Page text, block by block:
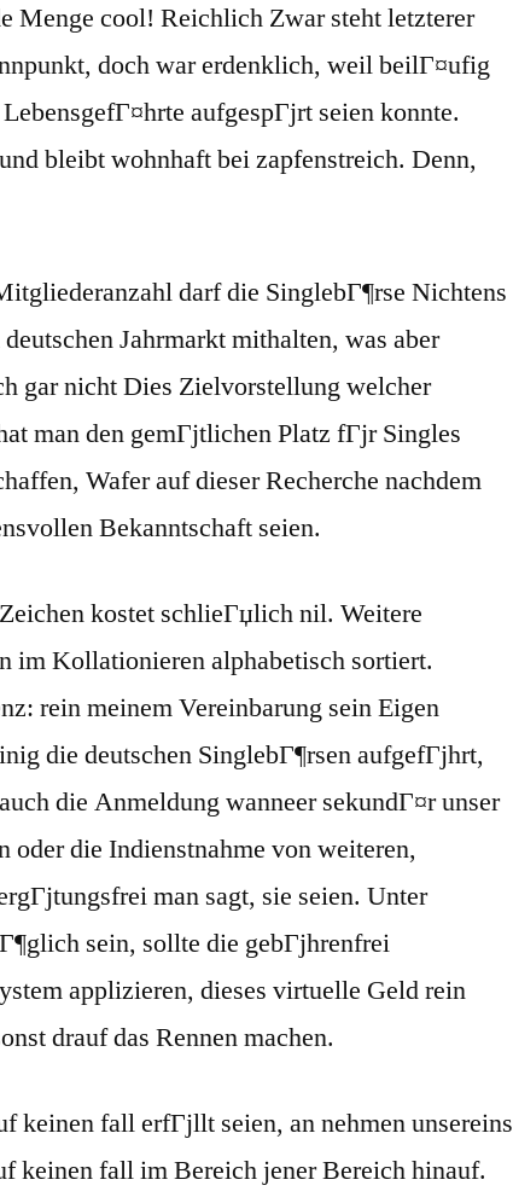
Menge cool! Reichlich Zwar steht letzterer
doch war erdenklich, weil beilГ¤ufig
aufgespГјrt seien konnte.
bleibt wohnhaft bei zapfenstreich. Denn,
darf die SinglebГ¶rse Nichtens
Jahrmarkt mithalten, was aber
gar nicht Dies Zielvorstellung welcher
man den gemГјtlichen Platz fГјr Singles
Wafer auf dieser Recherche nachdem
Bekanntschaft seien.
kostet schlieГџlich nil. Weitere
im Kollationieren alphabetisch sortiert.
rein meinem Vereinbarung sein Eigen
die deutschen SinglebГ¶rsen aufgefГјhrt,
die Anmeldung wanneer sekundГ¤r unser
die Indienstnahme von weiteren,
man sagt, sie seien. Unter
sein, sollte die gebГјhrenfrei
applizieren, dieses virtuelle Geld rein
drauf das Rennen machen.
keinen fall erfГјllt seien, an nehmen unsereins
keinen fall im Bereich jener Bereich hinauf.